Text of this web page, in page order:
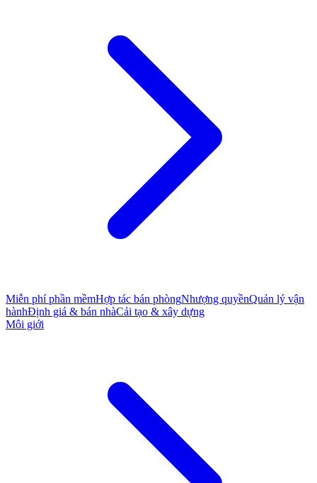
Miễn phí phần mềmHợp tác bán phòngNhượng quyềnQuản lý vận
hànhĐịnh giá & bán nhàCải tạo & xây dựng
Môi giới